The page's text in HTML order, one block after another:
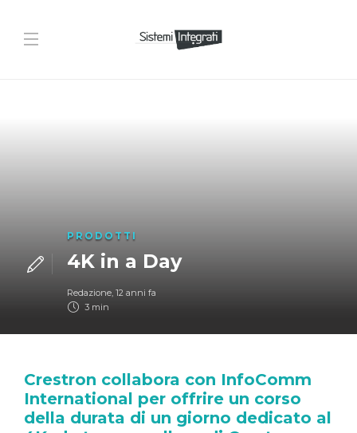
PRODOTTI
4K in a Day
Redazione, 12 anni fa
3 min
Crestron collabora con InfoComm
International per offrire un corso
della durata di un giorno dedicato al